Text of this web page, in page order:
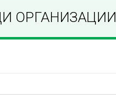
ОРГАНИЗАЦИИ